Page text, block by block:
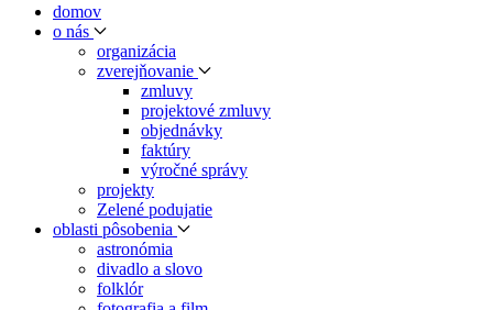
domov
o nás
organizácia
zverejňovanie
zmluvy
projektové zmluvy
objednávky
faktúry
výročné správy
projekty
Zelené podujatie
oblasti pôsobenia
astronómia
divadlo a slovo
folklór